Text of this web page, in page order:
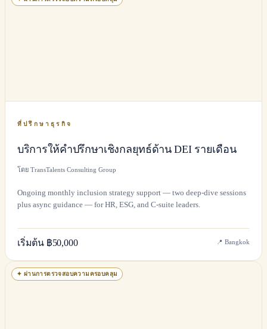
ที่ปรึกษาธุรกิจ
บริการให้คำปรึกษาเชิงกลยุทธ์ด้าน DEI รายเดือน
โดย TransTalents Consulting Group
Ongoing monthly inclusion strategy support — two deep-dive sessions
plus async guidance — for HR, ESG, and C-suite leaders.
เริ่มต้น ฿50,000 📍 Bangkok
✦ ผ่านการตรวจสอบความครอบคลุม